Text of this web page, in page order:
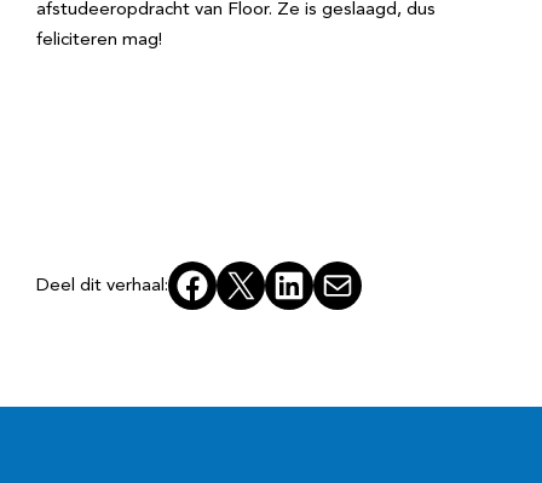
afstudeeropdracht van Floor. Ze is geslaagd, dus
feliciteren mag!
Deel dit verhaal: Facebook
X LinkedInE-mail